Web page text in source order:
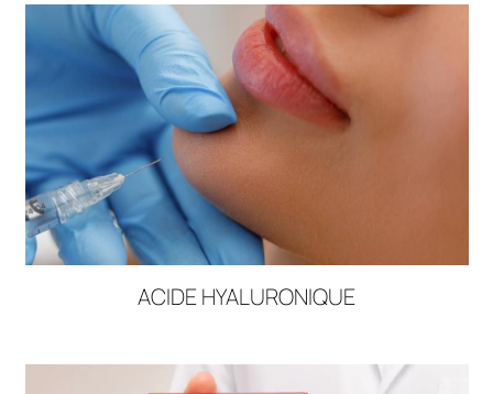
DOCTEUR NICOLAS ABBOUD
Acide Hyaluronique